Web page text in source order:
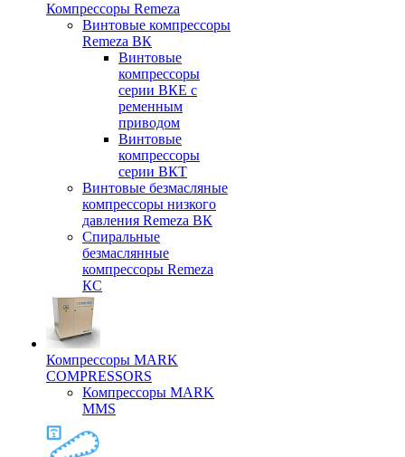
Компрессоры Remeza
Винтовые компрессоры
Remeza ВК
Винтовые
компрессоры
серии ВКЕ с
ременным
приводом
Винтовые
компрессоры
серии ВКТ
Винтовые безмасляные
компрессоры низкого
давления Remeza ВК
Спиральные
безмаслянные
компрессоры Remeza
КС
Компрессоры MARK
COMPRESSORS
Компрессоры MARK
MMS